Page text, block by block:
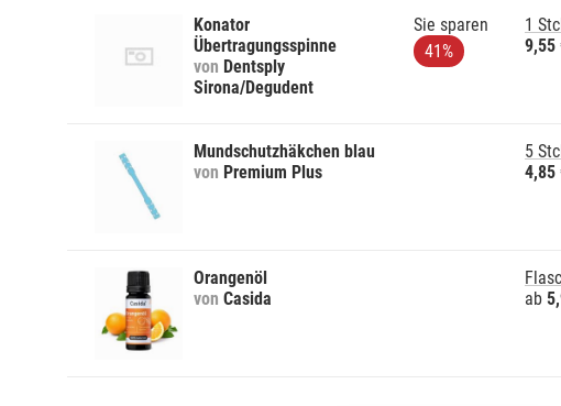
Konator
Übertragungsspinne
von Dentsply
Sirona/Degudent
Sie sparen
41%
1
9,55
Mundschutzhäkchen blau
von Premium Plus
5
4,85
Orangenöl
von Casida
ab